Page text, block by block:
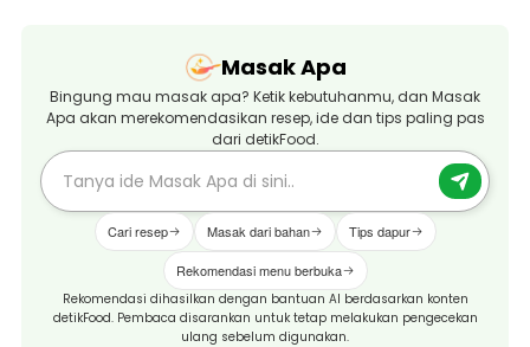
Masak Apa
Bingung mau masak apa? Ketik kebutuhanmu, dan Masak
Apa akan merekomendasikan resep, ide dan tips paling pas
dari detikFood.
Cari resep Masak dari bahan Tips dapur
Rekomendasi menu berbuka
Rekomendasi dihasilkan dengan bantuan AI berdasarkan konten
detikFood. Pembaca disarankan untuk tetap melakukan pengecekan
ulang sebelum digunakan.